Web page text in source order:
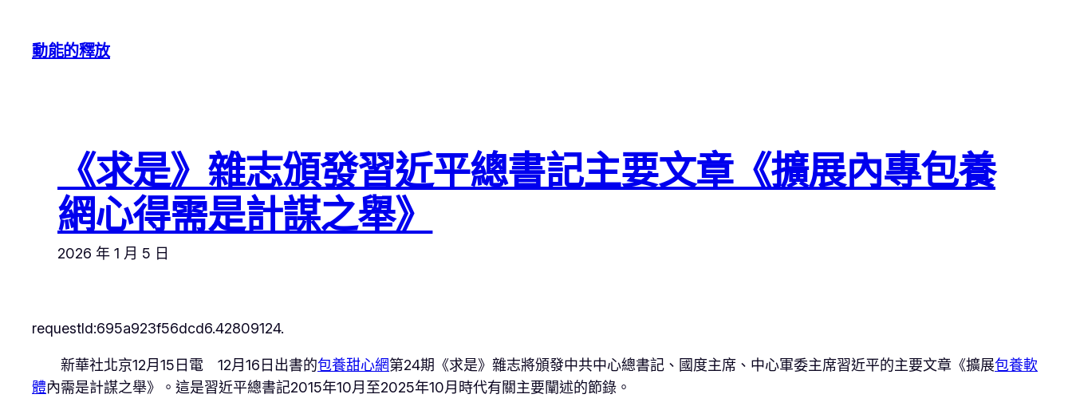
動能的釋放
《求是》雜志頒發習近平總書記主要文章《擴展內專包養
網心得需是計謀之舉》
2026 年 1 月 5 日
requestId:695a923f56dcd6.42809124.
新華社北京12月15日電 12月16日出書的包養甜心網第24期《求是》雜志將頒發中共中心總書記、國度主席、中心軍委主席習近平的主要文章《擴展包養軟
體內需是計謀之舉》。這是習近平總書記2015年10月至2025年10月時代有關主要闡述的節錄。